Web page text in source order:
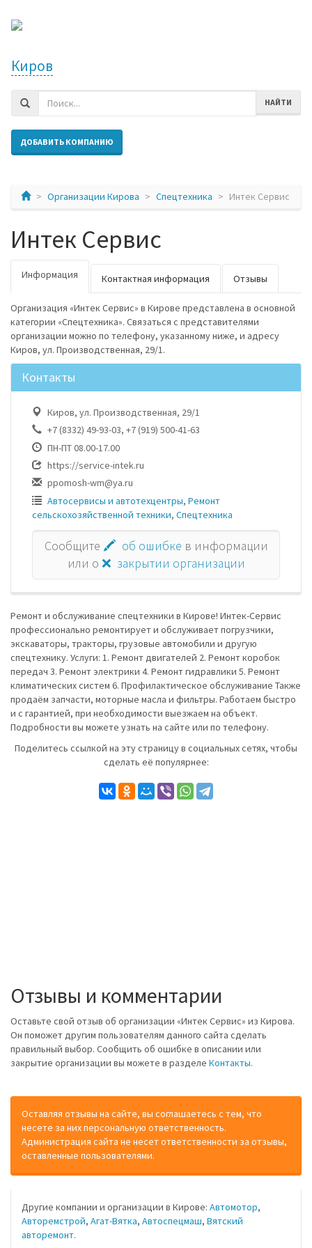
Киров
НАЙТИ
ДОБАВИТЬ КОМПАНИЮ
Организации Кирова Спецтехника Интек Сервис
Интек Сервис
Информация Контактная информация Отзывы
Организация «Интек Сервис» в Кирове представлена в основной
категории «Спецтехника». Связаться с представителями
организации можно по телефону, указанному ниже, и адресу
Киров, ул. Производственная, 29/1.
Контакты
Киров, ул. Производственная, 29/1
+7 (8332) 49-93-03, +7 (919) 500-41-63
ПН-ПТ 08.00-17.00
https://service-intek.ru
ppomosh-wm@ya.ru
Автосервисы и автотехцентры, Ремонт
сельскохозяйственной техники, Спецтехника
Сообщите 🖍 об ошибке в информации
или о ❌ закрытии организации
Ремонт и обслуживание спецтехники в Кирове! Интек-Сервис
профессионально ремонтирует и обслуживает погрузчики,
экскаваторы, тракторы, грузовые автомобили и другую
спецтехнику. Услуги: 1. Ремонт двигателей 2. Ремонт коробок
передач 3. Ремонт электрики 4. Ремонт гидравлики 5. Ремонт
климатических систем 6. Профилактическое обслуживание Также
продаём запчасти, моторные масла и фильтры. Работаем быстро
и с гарантией, при необходимости выезжаем на объект.
Подробности вы можете узнать на сайте или по телефону.
Поделитесь ссылкой на эту страницу в социальных сетях, чтобы
сделать её популярнее:
Отзывы и комментарии
Оставьте свой отзыв об организации «Интек Сервис» из Кирова.
Он поможет другим пользователям данного сайта сделать
правильный выбор. Сообщить об ошибке в описании или
закрытие организации вы можете в разделе Контакты.
Оставляя отзывы на сайте, вы соглашаетесь с тем, что
несете за них персональную ответственность.
Администрация сайта не несет ответственности за отзывы,
оставленные пользователями.
Другие компании и организации в Кирове: Автомотор,
Авторемстрой, Агат-Вятка, Автоспецмаш, Вятский
авторемонт.